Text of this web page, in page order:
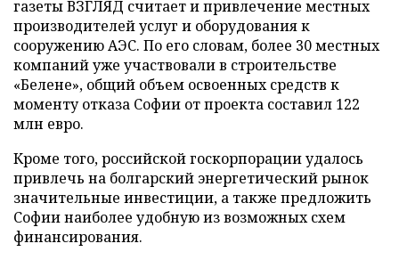
газеты ВЗГЛЯД считает и привлечение местных
производителей услуг и оборудования к
сооружению АЭС. По его словам, более 30 местных
компаний уже участвовали в строительстве
«Белене», общий объем освоенных средств к
моменту отказа Софии от проекта составил 122
млн евро.
Кроме того, российской госкорпорации удалось
привлечь на болгарский энергетический рынок
значительные инвестиции, а также предложить
Софии наиболее удобную из возможных схем
финансирования.